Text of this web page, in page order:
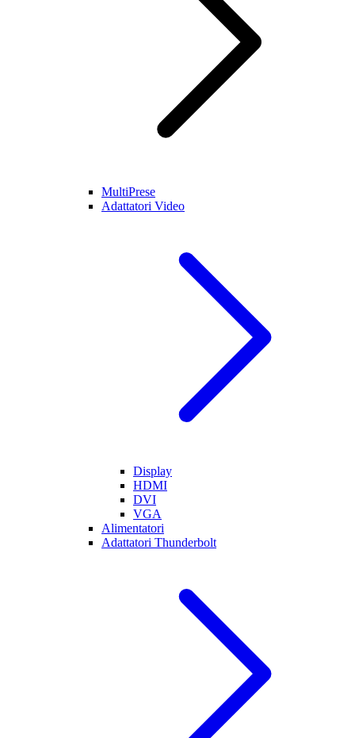
MultiPrese
Adattatori Video
Display
HDMI
DVI
VGA
Alimentatori
Adattatori Thunderbolt